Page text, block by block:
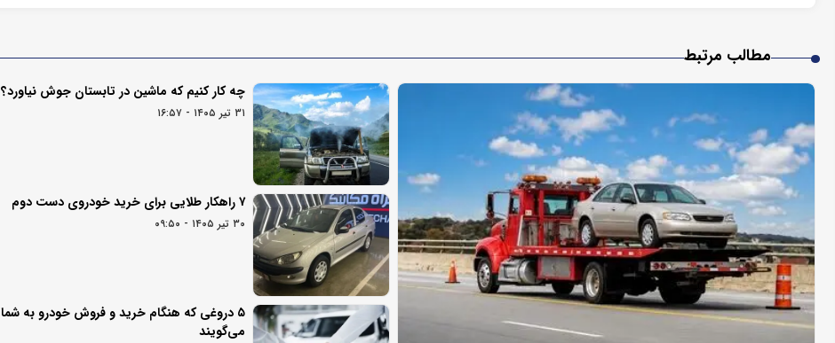
مطالب مرتبط
چه کار کنیم که ماشین در تابستان جوش نیاورد؟
۳۱ تیر ۱۴۰۵ - ۱۶:۵۷
۷ راهکار طلایی برای خرید خودروی دست دوم
۳۰ تیر ۱۴۰۵ - ۰۹:۵۰
۵ دروغی که هنگام خرید و فروش خودرو به شما
می‌گویند